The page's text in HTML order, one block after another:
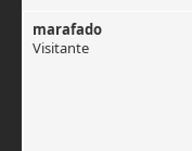
marafado
Visitante